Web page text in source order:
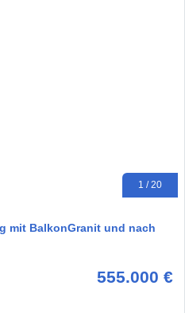
1 / 20
mit BalkonGranit und nach
555.000 €